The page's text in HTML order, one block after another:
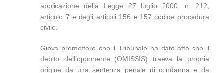
applicazione della Legge 27 luglio 2000, n. 212,
articolo 7 e degli articoli 156 e 157 codice procedura
civile.
Giova premettere che il Tribunale ha dato atto che il
debito dell’opponente (OMISSIS) traeva la propria
origine da una sentenza penale di condanna e da